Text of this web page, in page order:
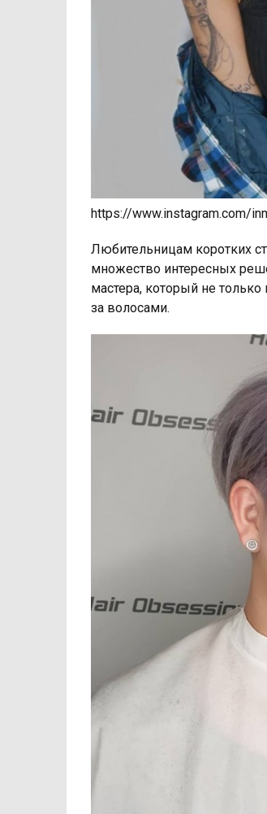
https://www.instagram.com/
Любительницам коротких
множество интересных
мастера, который не
за волосами.